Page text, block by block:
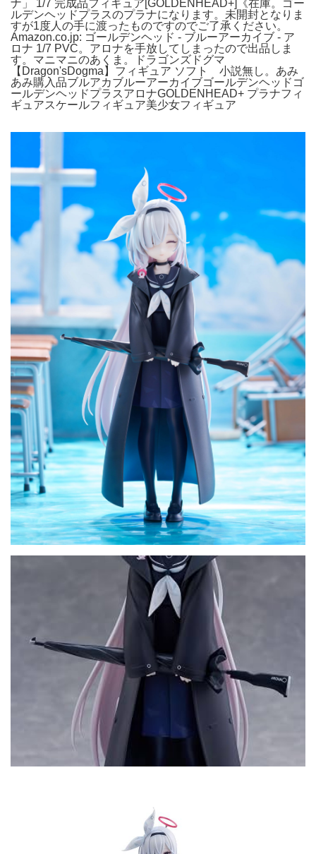
ナ」 1/7 完成品フィギュア[GOLDENHEAD+]《在庫。ゴー
ルデンヘッドプラスのプラナになります。未開封となりま
すが1度人の手に渡ったものですのでご了承ください。
Amazon.co.jp: ゴールデンヘッド - ブルーアーカイブ - ア
ロナ 1/7 PVC。アロナを手放してしまったので出品しま
す。マニマニのあくま。ドラゴンズドグマ
【Dragon'sDogma】フィギュア ソフト 小説無し。あみ
あみ購入品ブルアカブルーアーカイブゴールデンヘッドゴ
ールデンヘッドプラスアロナGOLDENHEAD+ プラナフィ
ギュアスケールフィギュア美少女フィギュア